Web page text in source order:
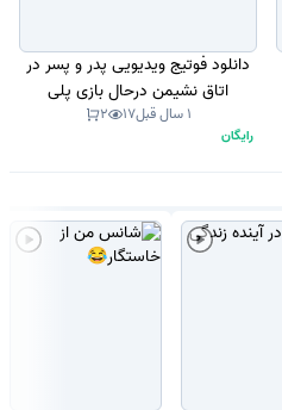
دانلود فوتیج ویدیویی پدر و پسر در
اتاق نشیمن درحال بازی پلی
استیشن (استوک فوتیج)
1 سال قبل 17
2
رایگان